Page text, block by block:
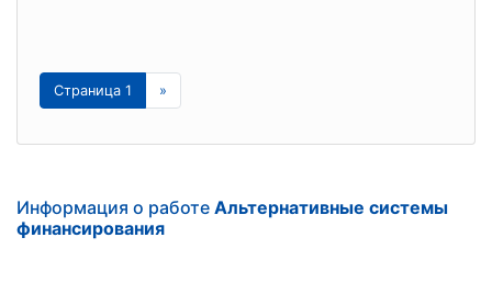
Страница 1 »
Информация о работе Альтернативные системы
финансирования